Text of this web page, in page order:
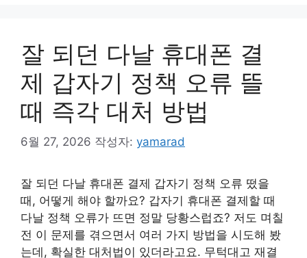
잘 되던 다날 휴대폰 결
제 갑자기 정책 오류 뜰
때 즉각 대처 방법
6월 27, 2026 작성자: yamarad
잘 되던 다날 휴대폰 결제 갑자기 정책 오류 떴을
때, 어떻게 해야 할까요? 갑자기 휴대폰 결제할 때
다날 정책 오류가 뜨면 정말 당황스럽죠? 저도 며칠
전 이 문제를 겪으면서 여러 가지 방법을 시도해 봤
는데, 확실한 대처법이 있더라고요. 무턱대고 재결